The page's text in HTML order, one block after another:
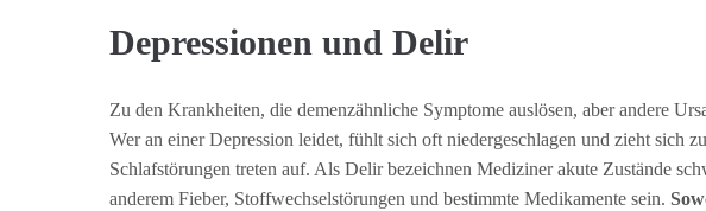
Depressionen und Delir
Zu den Krankheiten, die demenzähnliche Symptome auslösen, aber andere
Wer an einer Depression leidet, fühlt sich oft niedergeschlagen und zieht sich
Schlafstörungen treten auf. Als Delir bezeichnen Mediziner akute Zustände
anderem Fieber, Stoffwechselstörungen und bestimmte Medikamente sein.